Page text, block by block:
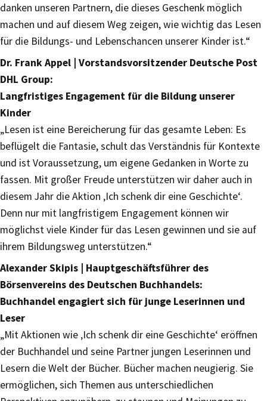
danken unseren Partnern, die dieses Geschenk möglich
machen und auf diesem Weg zeigen, wie wichtig das Lesen
für die Bildungs- und Lebenschancen unserer Kinder ist.“
Dr. Frank Appel | Vorstandsvorsitzender Deutsche Post
DHL Group:
Langfristiges Engagement für die Bildung unserer
Kinder
„Lesen ist eine Bereicherung für das gesamte Leben: Es
beflügelt die Fantasie, schult das Verständnis für Kontexte
und ist Voraussetzung, um eigene Gedanken in Worte zu
fassen. Mit großer Freude unterstützen wir daher auch in
diesem Jahr die Aktion ‚Ich schenk dir eine Geschichte‘.
Denn nur mit langfristigem Engagement können wir
möglichst viele Kinder für das Lesen gewinnen und sie auf
ihrem Bildungsweg unterstützen.“
Alexander Skipis | Hauptgeschäftsführer des
Börsenvereins des Deutschen Buchhandels:
Buchhandel engagiert sich für junge Leserinnen und
Leser
„Mit Aktionen wie ‚Ich schenk dir eine Geschichte‘ eröffnen
der Buchhandel und seine Partner jungen Leserinnen und
Lesern die Welt der Bücher. Bücher machen neugierig. Sie
ermöglichen, sich Themen aus unterschiedlichen